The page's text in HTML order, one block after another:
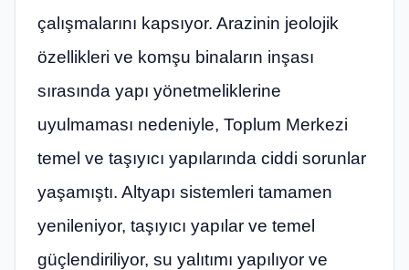
çalışmalarını kapsıyor. Arazinin jeolojik
özellikleri ve komşu binaların inşası
sırasında yapı yönetmeliklerine
uyulmaması nedeniyle, Toplum Merkezi
temel ve taşıyıcı yapılarında ciddi sorunlar
yaşamıştı. Altyapı sistemleri tamamen
yenileniyor, taşıyıcı yapılar ve temel
güçlendiriliyor, su yalıtımı yapılıyor ve